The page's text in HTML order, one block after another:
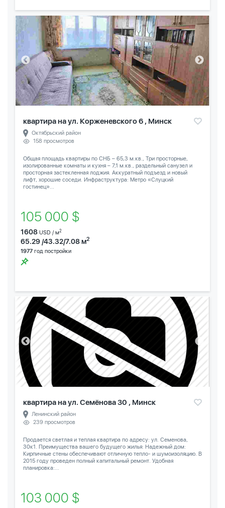
квартира на ул. Корженевского 6 , Минск
Октябрьский район
158 просмотров
Общая площадь квартиры по СНБ – 65,3 м.кв., Три просторные,
изолированные комнаты и кухня – 7,1 м.кв., раздельный санузел и
просторная застекленная лоджия. Аккуратный подъезд и новый
лифт, хорошие соседи. Инфраструктура: Метро «Слуцкий
гостинец»...
105 000 $
1608 USD / м2
65.29 /43.32/7.08 м2
1977 год постройки
квартира на ул. Семёнова 30 , Минск
Ленинский район
239 просмотров
Продается светлая и теплая квартира по адресу: ул. Семенова,
30к1. Преимущества вашего будущего жилья: Надежный дом:
Кирпичные стены обеспечивают отличную тепло- и шумоизоляцию. В
2015 году проведен полный капитальный ремонт. Удобная
планировка:...
103 000 $